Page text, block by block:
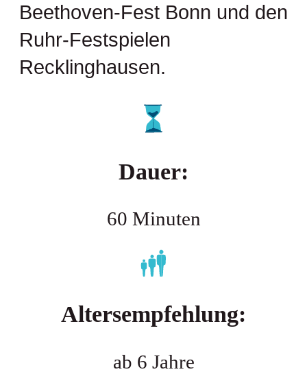
Beethoven-Fest Bonn und den
Ruhr-Festspielen
Recklinghausen.
Dauer:
60 Minuten
Altersempfehlung:
ab 6 Jahre